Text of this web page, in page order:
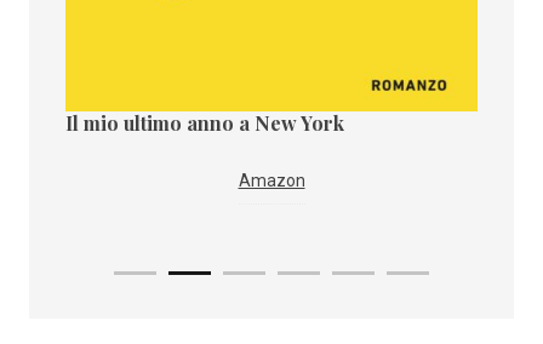
Il mio ultimo anno a New York
Amazon